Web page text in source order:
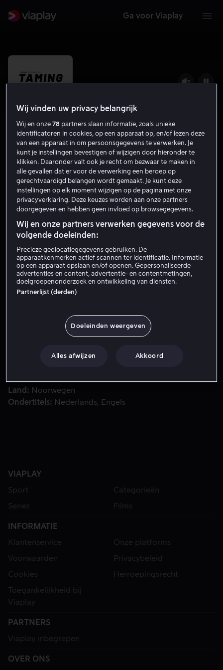
Ga voor Viaplay
Taming Speed
Sportdocumentaires Documentaire 2022
1 u 5 min
12
Probeer het nu
Snelheid is voor Aksel Lund Svindal vanzelfsprekend.
Snelheid is voor Aksel Lund Svindal vanzelfsprekend. De
voorsprong hebt in de andere. En is het mogelijk om
snelheid te temmen?
Riccardo Ceccarelli Dennis Hauger Ingemar
Land
Noorwegen
Ondertitels
Nederlands Engels
VIAPLAY
Sport
Categorieën
Series
Films
INFORMATIE
Klantenservice
Onze platforms
Voorwaarden
Privacybeleid
Cookies
Herroepingsrecht
Toegankelijkheid bij
Viaplay
PARTNERS
Viaplay inbegrepen
OVER ONS
Wij vinden uw privacy belangrijk
Wij en onze78 partners slaan informatie, zoals unieke
identificatoren in cookies, op een apparaat op, en/of lezen deze
van een apparaat in om persoonsgegevens te verwerken. Je
kunt je instellingen bevestigen of wijzigen door hieronder te
klikken. Daaronder valt ook je recht om bezwaar te maken in
alle gevallen dat er voor de verwerking een beroep op
gerechtvaardigd belangen wordt gemaakt. Je kunt deze
instellingen op elk moment wijzigen op de pagina met onze
privacyverklaring. Deze keuzes worden aan onze partners
doorgegeven en hebben geen invloed op browsegegevens.
Wij en onze partners verwerken gegevens voor de
volgende doeleinden:
Precieze geolocatiegegevens gebruiken. De
apparaatkenmerken actief scannen ter identificatie. Informatie
op een apparaat opslaan en/of openen. Gepersonaliseerde
advertenties en content, advertentie- en contentmetingen,
doelgroepenonderzoek en ontwikkeling van diensten.
Partnerlijst (derden)
Doeleinden weergeven
Alles afwijzen Akkoord